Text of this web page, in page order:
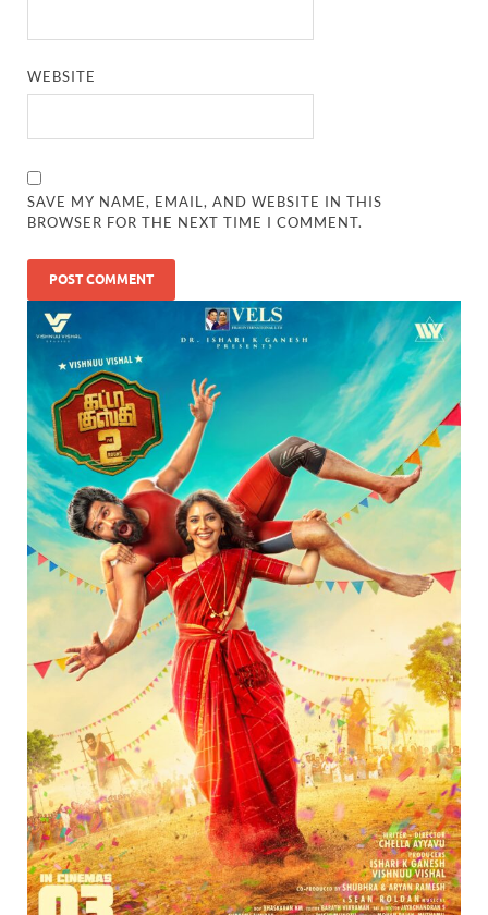
WEBSITE
SAVE MY NAME, EMAIL, AND WEBSITE IN THIS
BROWSER FOR THE NEXT TIME I COMMENT.